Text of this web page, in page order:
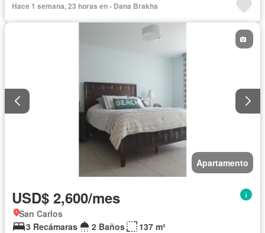
Hace 1 semana, 23 horas en - Dana Brakha
Apartamento
USD$ 2,600/mes
San Carlos
3 Recámaras
2 Baños
137 m²